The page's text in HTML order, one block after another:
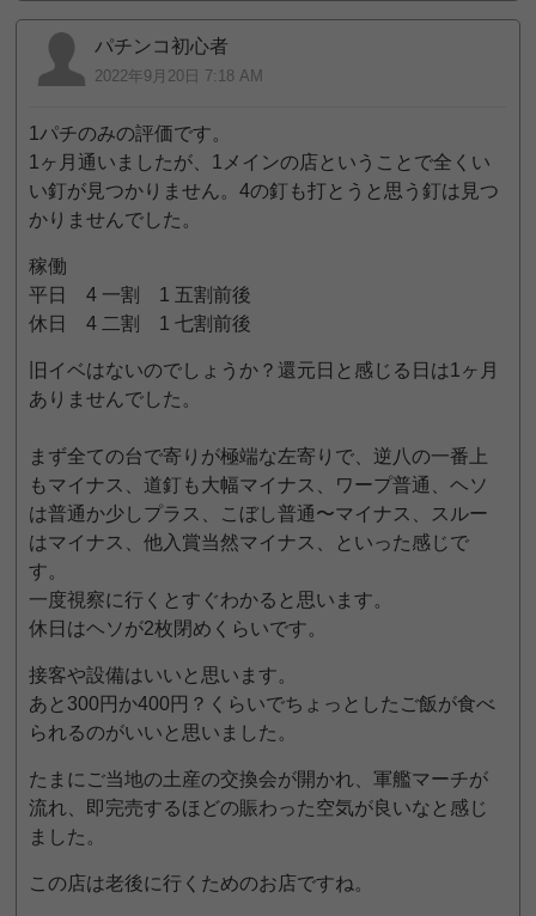
パチンコ初心者
2022年9月20日 7:18 AM
1パチのみの評価です。
1ヶ月通いましたが、1メインの店ということで全くい
い釘が見つかりません。4の釘も打とうと思う釘は見つ
かりませんでした。
稼働
平日 4 一割 1 五割前後
休日 4 二割 1 七割前後
旧イベはないのでしょうか？還元日と感じる日は1ヶ月
ありませんでした。
まず全ての台で寄りが極端な左寄りで、逆八の一番上
もマイナス、道釘も大幅マイナス、ワープ普通、ヘソ
は普通か少しプラス、こぼし普通〜マイナス、スルー
はマイナス、他入賞当然マイナス、といった感じで
す。
一度視察に行くとすぐわかると思います。
休日はヘソが2枚閉めくらいです。
接客や設備はいいと思います。
あと300円か400円？くらいでちょっとしたご飯が食べ
られるのがいいと思いました。
たまにご当地の土産の交換会が開かれ、軍艦マーチが
流れ、即完売するほどの賑わった空気が良いなと感じ
ました。
この店は老後に行くためのお店ですね。